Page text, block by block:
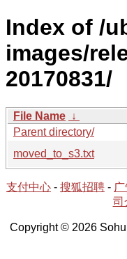
Index of /
images/
20170831/
File Name ↓
Parent directory/
moved_to_s3.txt
支付中心 - 搜狐招聘 -
司
Copyright © 2026